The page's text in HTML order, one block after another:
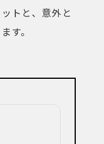
トと、意外と
す。